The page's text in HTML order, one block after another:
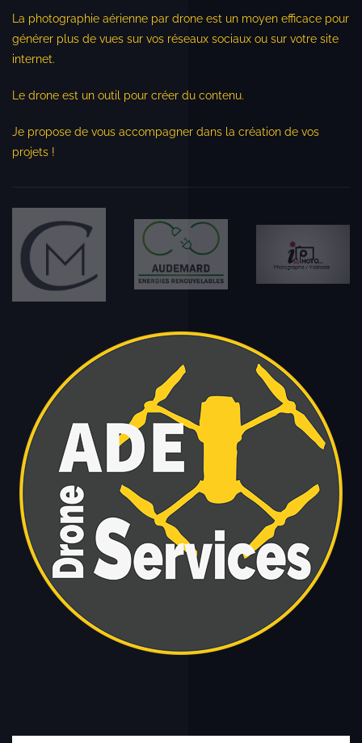
La photographie aérienne par drone est un moyen efficace pour
générer plus de vues sur vos réseaux sociaux ou sur votre site
internet.
Le drone est un outil pour créer du contenu.
Je propose de vous accompagner dans la création de vos
projets !